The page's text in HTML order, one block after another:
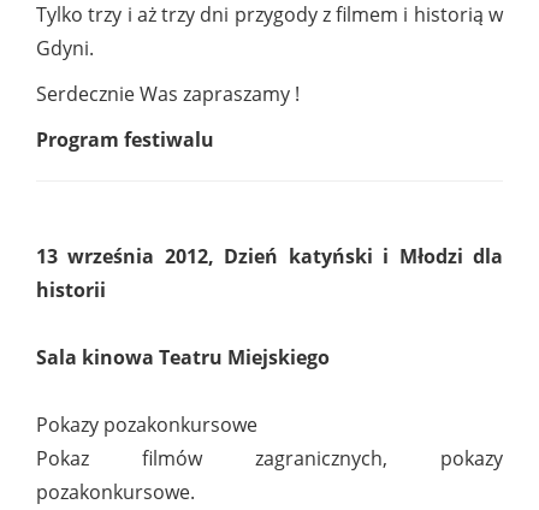
Tylko trzy i aż trzy dni przygody z filmem i historią w
Gdyni.
Serdecznie Was zapraszamy !
Program festiwalu
13 września 2012, Dzień katyński i Młodzi dla
historii
Sala kinowa Teatru Miejskiego
Pokazy pozakonkursowe
Pokaz filmów zagranicznych, pokazy
pozakonkursowe.